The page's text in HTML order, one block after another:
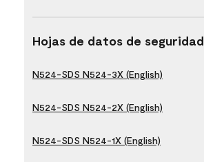
Hojas de datos de seguridad
N524-SDS N524-3X (English)
N524-SDS N524-2X (English)
N524-SDS N524-1X (English)